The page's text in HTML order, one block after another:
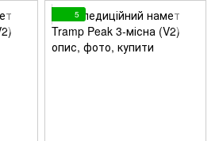
5